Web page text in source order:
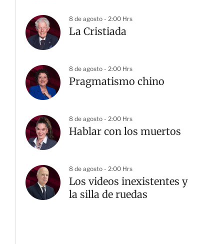
8 de agosto - 2:00 Hrs
La Cristiada
8 de agosto - 2:00 Hrs
Pragmatismo chino
8 de agosto - 2:00 Hrs
Hablar con los muertos
8 de agosto - 2:00 Hrs
Los videos inexistentes y
la silla de ruedas